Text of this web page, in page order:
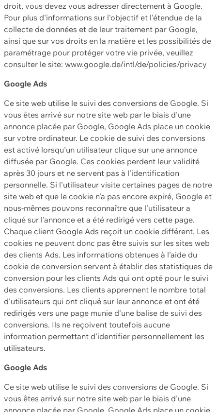
droit, vous devez vous adresser directement à Google.
Pour plus d'informations sur l'objectif et l'étendue de la
collecte de données et de leur traitement par Google,
ainsi que sur vos droits en la matière et les possibilités de
paramétrage pour protéger votre vie privée, veuillez
consulter le site: www.google.de/intl/de/policies/privacy
Google Ads
Ce site web utilise le suivi des conversions de Google. Si
vous êtes arrivé sur notre site web par le biais d'une
annonce placée par Google, Google Ads place un cookie
sur votre ordinateur. Le cookie de suivi des conversions
est activé lorsqu'un utilisateur clique sur une annonce
diffusée par Google. Ces cookies perdent leur validité
après 30 jours et ne servent pas à l'identification
personnelle. Si l'utilisateur visite certaines pages de notre
site web et que le cookie n'a pas encore expiré, Google et
nous-mêmes pouvons reconnaître que l'utilisateur a
cliqué sur l'annonce et a été redirigé vers cette page.
Chaque client Google Ads reçoit un cookie différent. Les
cookies ne peuvent donc pas être suivis sur les sites web
des clients Ads. Les informations obtenues à l'aide du
cookie de conversion servent à établir des statistiques de
conversion pour les clients Ads qui ont opté pour le suivi
des conversions. Les clients apprennent le nombre total
d'utilisateurs qui ont cliqué sur leur annonce et ont été
redirigés vers une page munie d'une balise de suivi des
conversions. Ils ne reçoivent toutefois aucune
information permettant d'identifier personnellement les
utilisateurs.
Google Ads
Ce site web utilise le suivi des conversions de Google. Si
vous êtes arrivé sur notre site web par le biais d'une